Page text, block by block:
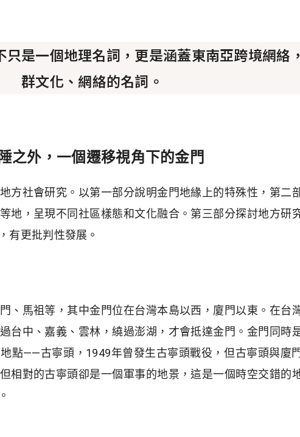
是一個地理名詞，更是涵蓋東南亞跨境網絡
群文化、網絡的名詞。
之外，一個遷移視角下的金門
方社會研究。以第一部分說明金門地緣上的特殊性，第二
地，呈現不同社區樣態和文化融合。第三部分探討地方研
有更批判性發展。
、馬祖等，其中金門位在台灣本島以西，廈門以東。在台
台中、嘉義、雲林，繞過澎湖，才會抵達金門。金門同時
點——古寧頭，1949年曾發生古寧頭戰役，但古寧頭與廈
相對的古寧頭卻是一個軍事的地景，這是一個時空交錯的